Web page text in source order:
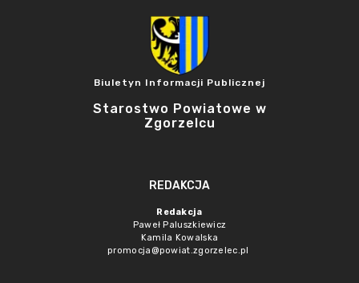
Biuletyn Informacji Publicznej
Starostwo Powiatowe w
Zgorzelcu
REDAKCJA
Redakcja
Paweł Paluszkiewicz
Kamila Kowalska
promocja@powiat.zgorzelec.pl